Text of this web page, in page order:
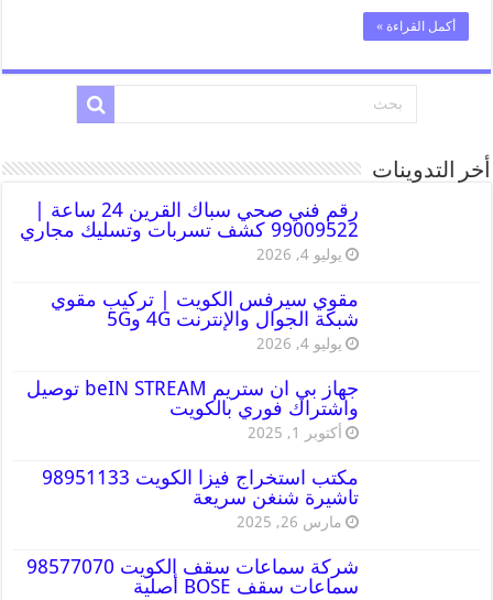
أكمل القراءة »
أخر التدوينات
رقم فني صحي سباك القرين 24 ساعة |
99009522 كشف تسربات وتسليك مجاري
يوليو 4, 2026
مقوي سيرفس الكويت | تركيب مقوي
شبكة الجوال والإنترنت 4G و5G
يوليو 4, 2026
جهاز بي ان ستريم beIN STREAM توصيل
واشتراك فوري بالكويت
أكتوبر 1, 2025
مكتب استخراج فيزا الكويت 98951133
تاشيرة شنغن سريعة
مارس 26, 2025
شركة سماعات سقف الكويت 98577070
سماعات سقف BOSE أصلية